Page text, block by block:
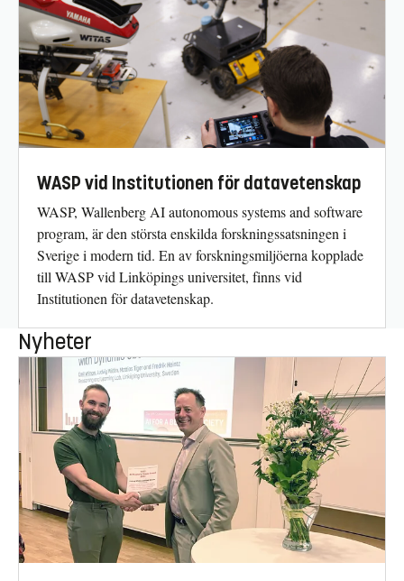
WASP vid Institutionen för datavetenskap
WASP, Wallenberg AI autonomous systems and software
program, är den största enskilda forskningssatsningen i
Sverige i modern tid. En av forskningsmiljöerna kopplade
till WASP vid Linköpings universitet, finns vid
Institutionen för datavetenskap.
Nyheter